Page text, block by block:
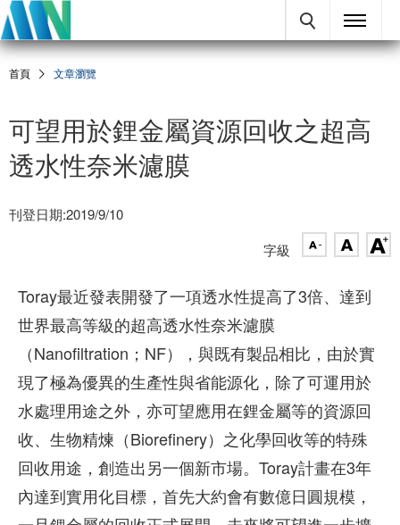
首頁 文章瀏覽
可望用於鋰金屬資源回收之超高
透水性奈米濾膜
刊登日期:2019/9/10
字級
Toray最近發表開發了一項透水性提高了3倍、達到
世界最高等級的超高透水性奈米濾膜
（Nanofiltration；NF），與既有製品相比，由於實
現了極為優異的生產性與省能源化，除了可運用於
水處理用途之外，亦可望應用在鋰金屬等的資源回
收、生物精煉（Biorefinery）之化學回收等的特殊
回收用途，創造出另一個新市場。Toray計畫在3年
內達到實用化目標，首先大約會有數億日圓規模，